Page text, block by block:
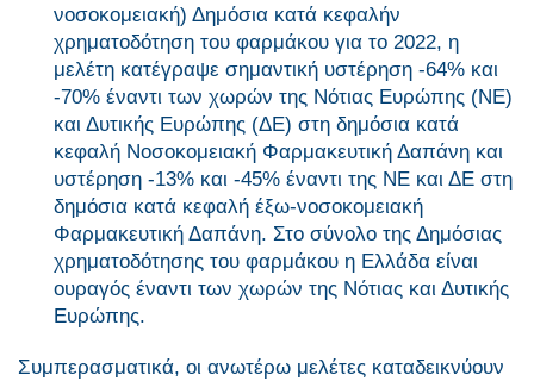
νοσοκομειακή) Δημόσια κατά κεφαλήν
χρηματοδότηση του φαρμάκου για το 2022, η
μελέτη κατέγραψε σημαντική υστέρηση -64% και
-70% έναντι των χωρών της Νότιας Ευρώπης (ΝΕ)
και Δυτικής Ευρώπης (ΔΕ) στη δημόσια κατά
κεφαλή Νοσοκομειακή Φαρμακευτική Δαπάνη και
υστέρηση -13% και -45% έναντι της ΝΕ και ΔΕ στη
δημόσια κατά κεφαλή έξω-νοσοκομειακή
Φαρμακευτική Δαπάνη. Στο σύνολο της Δημόσιας
χρηματοδότησης του φαρμάκου η Ελλάδα είναι
ουραγός έναντι των χωρών της Νότιας και Δυτικής
Ευρώπης.
Συμπερασματικά, οι ανωτέρω μελέτες καταδεικνύουν